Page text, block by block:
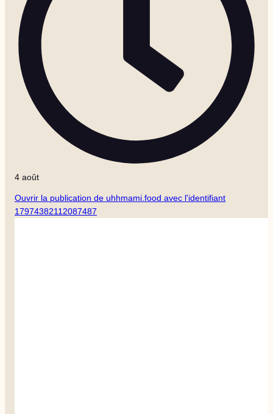
4 août
Ouvrir la publication de uhhmami.food avec l'identifiant
17974382112087487